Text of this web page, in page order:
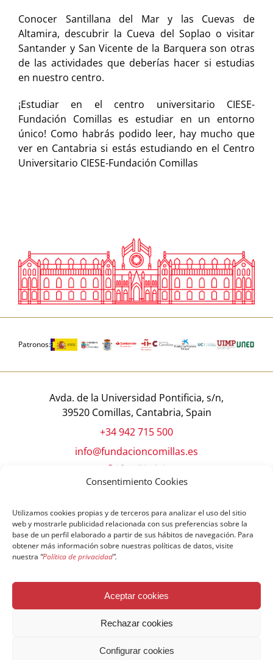
Consentimiento Cookies
Utilizamos cookies propias y de terceros para analizar el uso del sitio
web y mostrarle publicidad relacionada con sus preferencias sobre la
base de un perfil elaborado a partir de sus hábitos de navegación. Para
obtener más información sobre nuestras políticas de datos, visite
nuestra “Política de privacidad”.
Aceptar cookies
Rechazar cookies
Configurar cookies
Conocer Santillana del Mar y las Cuevas de
Altamira, descubrir la Cueva del Soplao o visitar
Santander y San Vicente de la Barquera son otras
de las actividades que deberías hacer si estudias
en nuestro centro.
¡Estudiar en el centro universitario CIESE-
Fundación Comillas es estudiar en un entorno
único! Como habrás podido leer, hay mucho que
ver en Cantabria si estás estudiando en el Centro
Universitario CIESE-Fundación Comillas
Patronos:
Avda. de la Universidad Pontificia, s/n,
39520 Comillas, Cantabria, Spain
+34 942 715 500
info@fundacioncomillas.es
© Copyright Fundación Comillas
Política de cookies
Política de privacidad
Aviso legal